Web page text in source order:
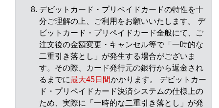
デビットカード・プリペイドカードの特性を十
分ご理解の上、ご利用をお願いいたします。 デ
ビットカード・プリペイドカード全般にて、ご
注文後の金額変更・キャンセル等で「一時的な
二重引き落とし」が発生する場合がございま
す。その際、カード発行元の銀行から返金され
るまでに最大45日間かかります。 デビットカー
ド・プリペイドカード決済システムの仕様上の
ため、実際に「一時的な二重引き落とし」が発